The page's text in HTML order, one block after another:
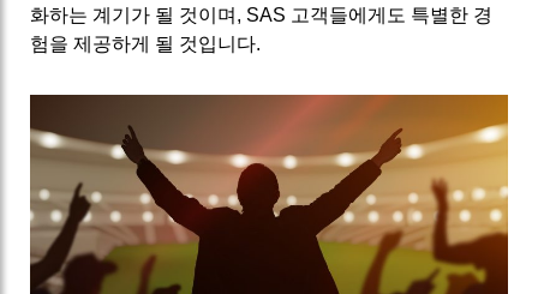
화하는 계기가 될 것이며, SAS 고객들에게도 특별한 경
험을 제공하게 될 것입니다.